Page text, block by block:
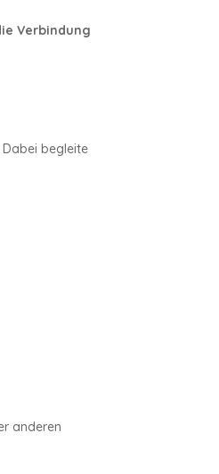
Verbindung
begleite
anderen